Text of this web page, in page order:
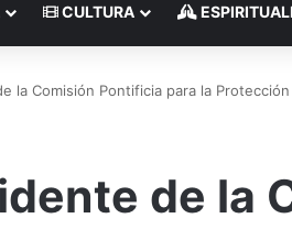
CULTURA
la Comisión Pontificia para la
de la